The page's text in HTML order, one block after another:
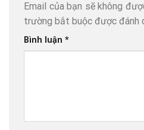
Email của bạn sẽ không
trường bắt buộc được đánh
Bình luận *